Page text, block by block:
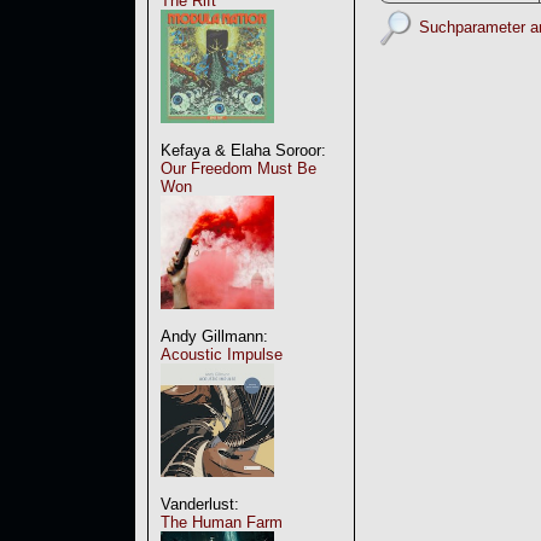
Kefaya & Elaha Soroor:
Our Freedom Must Be
Won
Andy Gillmann:
Acoustic Impulse
Vanderlust:
The Human Farm
Suchparameter